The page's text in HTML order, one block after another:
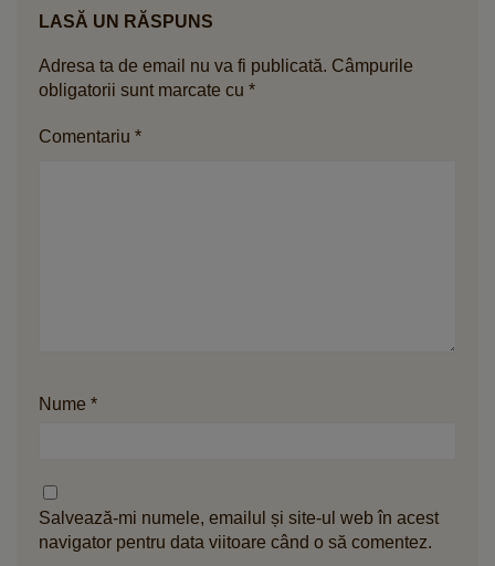
LASĂ UN RĂSPUNS
Adresa ta de email nu va fi publicată. Câmpurile
obligatorii sunt marcate cu *
Comentariu *
Nume *
Salvează-mi numele, emailul și site-ul web în acest
navigator pentru data viitoare când o să comentez.